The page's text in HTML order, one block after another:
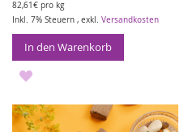
82,61€ pro kg
Inkl. 7% Steuern , exkl. Versandkosten
In den Warenkorb
WUNSCHLISTE